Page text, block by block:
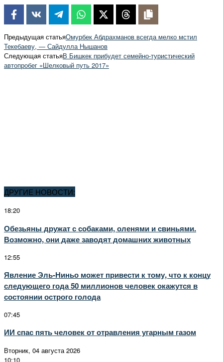
Предыдущая статьяОмурбек Абдрахманов всегда мелко мстил
Текебаеву, — Сайдулла Нышанов
Следующая статьяВ Бишкек прибудет семейно-туристический
автопробег «Шелковый путь 2017»
ДРУГИЕ НОВОСТИ:
18:20
Обезьяны дружат с собаками, оленями и свиньями.
Возможно, они даже заводят домашних животных
12:55
Явление Эль-Ниньо может привести к тому, что к концу
следующего года 50 миллионов человек окажутся в
состоянии острого голода
07:45
ИИ спас пять человек от отравления угарным газом
Вторник, 04 августа 2026
10:10